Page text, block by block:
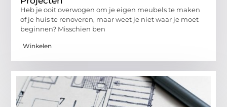
Heb je ooit overwogen om je eigen meubels te maken
of je huis te renoveren, maar weet je niet waar je moet
beginnen? Misschien ben
Winkelen